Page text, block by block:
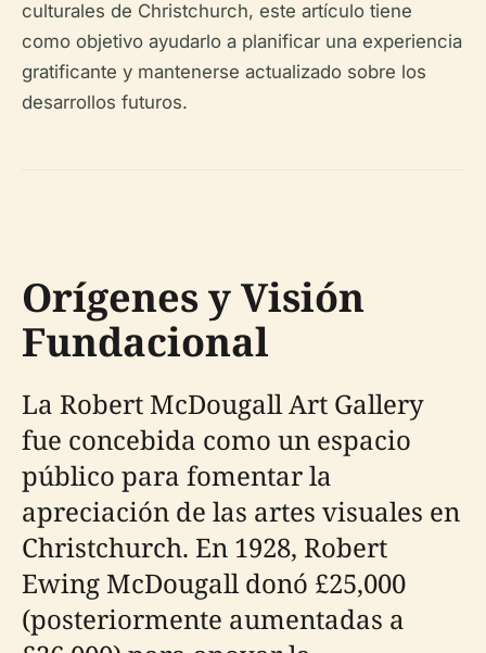
culturales de Christchurch, este artículo tiene
como objetivo ayudarlo a planificar una experiencia
gratificante y mantenerse actualizado sobre los
desarrollos futuros.
Orígenes y Visión
Fundacional
La Robert McDougall Art Gallery
fue concebida como un espacio
público para fomentar la
apreciación de las artes visuales en
Christchurch. En 1928, Robert
Ewing McDougall donó £25,000
(posteriormente aumentadas a